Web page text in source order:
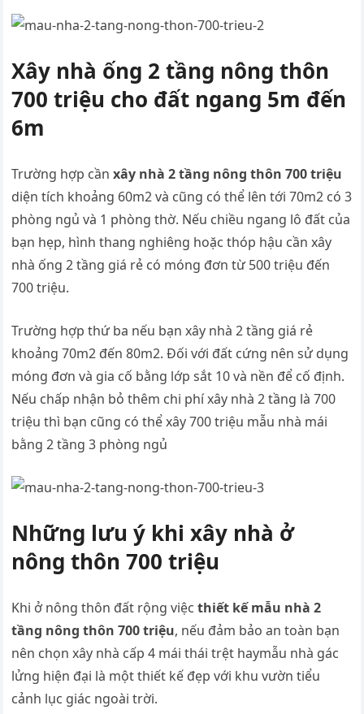
Xây nhà ống 2 tầng nông thôn
700 triệu cho đất ngang 5m đến
6m
Trường hợp cầnxây nhà 2 tầng nông thôn 700 triệu
diện tích khoảng 60m2 và cũng có thể lên tới 70m2 có 3
phòng ngủ và 1 phòng thờ. Nếu chiều ngang lô đất của
bạn hẹp, hình thang nghiêng hoặc thóp hậu cần xây
nhà ống 2 tầng giá rẻ có móng đơn từ 500 triệu đến
700 triệu.
Trường hợp thứ ba nếu bạn xây nhà 2 tầng giá rẻ
khoảng 70m2 đến 80m2. Đối với đất cứng nên sử dụng
móng đơn và gia cố bằng lớp sắt 10 và nền để cố định.
Nếu chấp nhận bỏ thêm chi phí xây nhà 2 tầng là 700
triệu thì bạn cũng có thể xây 700 triệu mẫu nhà mái
bằng 2 tầng 3 phòng ngủ
Những lưu ý khi xây nhà ở
nông thôn 700 triệu
Khi ở nông thôn đất rộng việcthiết kế mẫu nhà 2
tầng nông thôn 700 triệu, nếu đảm bảo an toàn bạn
nên chọn xây nhà cấp 4 mái thái trệt haymẫu nhà gác
lửng hiện đại là một thiết kế đẹp với khu vườn tiểu
cảnh lục giác ngoài trời.